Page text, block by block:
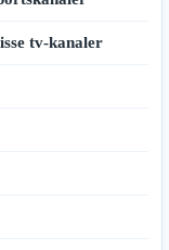
tv-kanaler